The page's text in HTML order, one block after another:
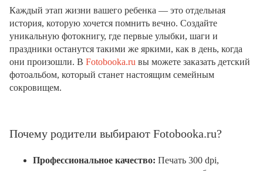
Каждый этап жизни вашего ребенка — это отдельная
история, которую хочется помнить вечно. Создайте
уникальную фотокнигу, где первые улыбки, шаги и
праздники останутся такими же яркими, как в день, когда
они произошли. В Fotobooka.ru вы можете заказать детский
фотоальбом, который станет настоящим семейным
сокровищем.
Почему родители выбирают Fotobooka.ru?
Профессиональное качество: Печать 300 dpi,